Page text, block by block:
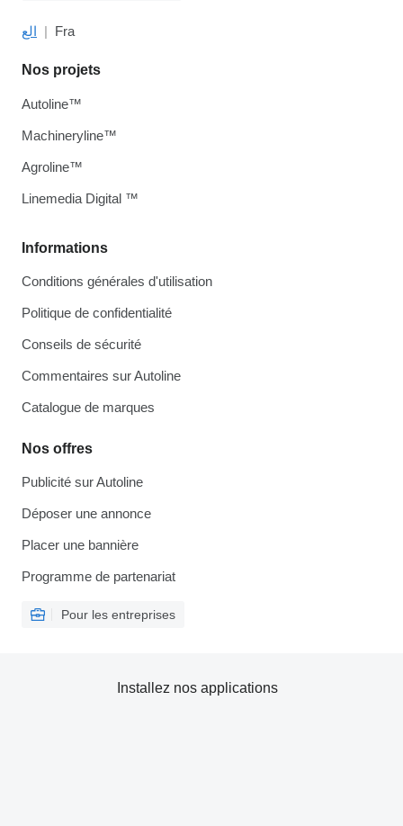
الع Fra
Informations
Conditions générales d'utilisation
Politique de confidentialité
Conseils de sécurité
Commentaires sur Autoline
Catalogue de marques
Nos offres
Publicité sur Autoline
Déposer une annonce
Placer une bannière
Programme de partenariat
Pour les entreprises
Nos projets
Autoline™
Machineryline™
Agroline™
Linemedia Digital ™
Installez nos applications